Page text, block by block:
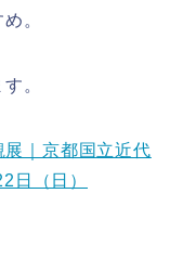
。
。
｜京都国立近代
日（日）